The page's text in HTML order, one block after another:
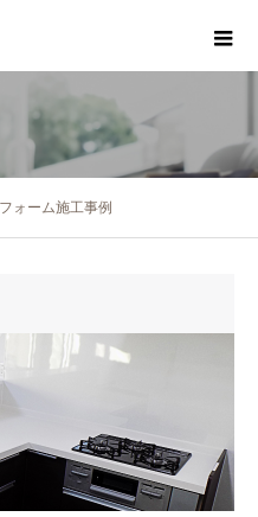
ォーム施工事例